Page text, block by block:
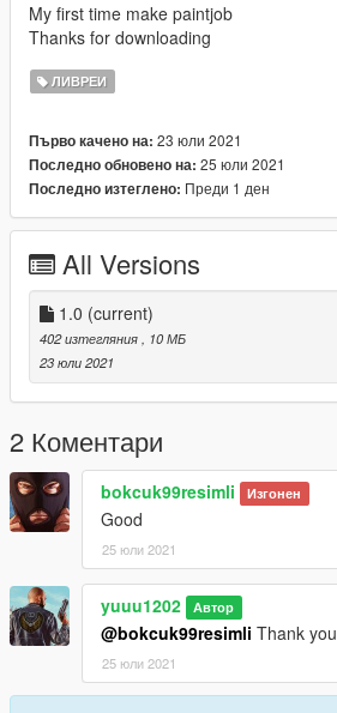
My first time make paintjob
Thanks for downloading
ЛИВРЕИ
Първо качено на: 23 юли 2021
Последно обновено на: 25 юли 2021
Последно изтеглено: Преди 1 ден
All Versions
1.0 (current)
402 изтегляния
, 10 МБ
23 юли 2021
2 Коментари
bokcuk99resimli Изгонен
Good
25 юли 2021
yuuu1202 Автор
@bokcuk99resimli Thank you
25 юли 2021